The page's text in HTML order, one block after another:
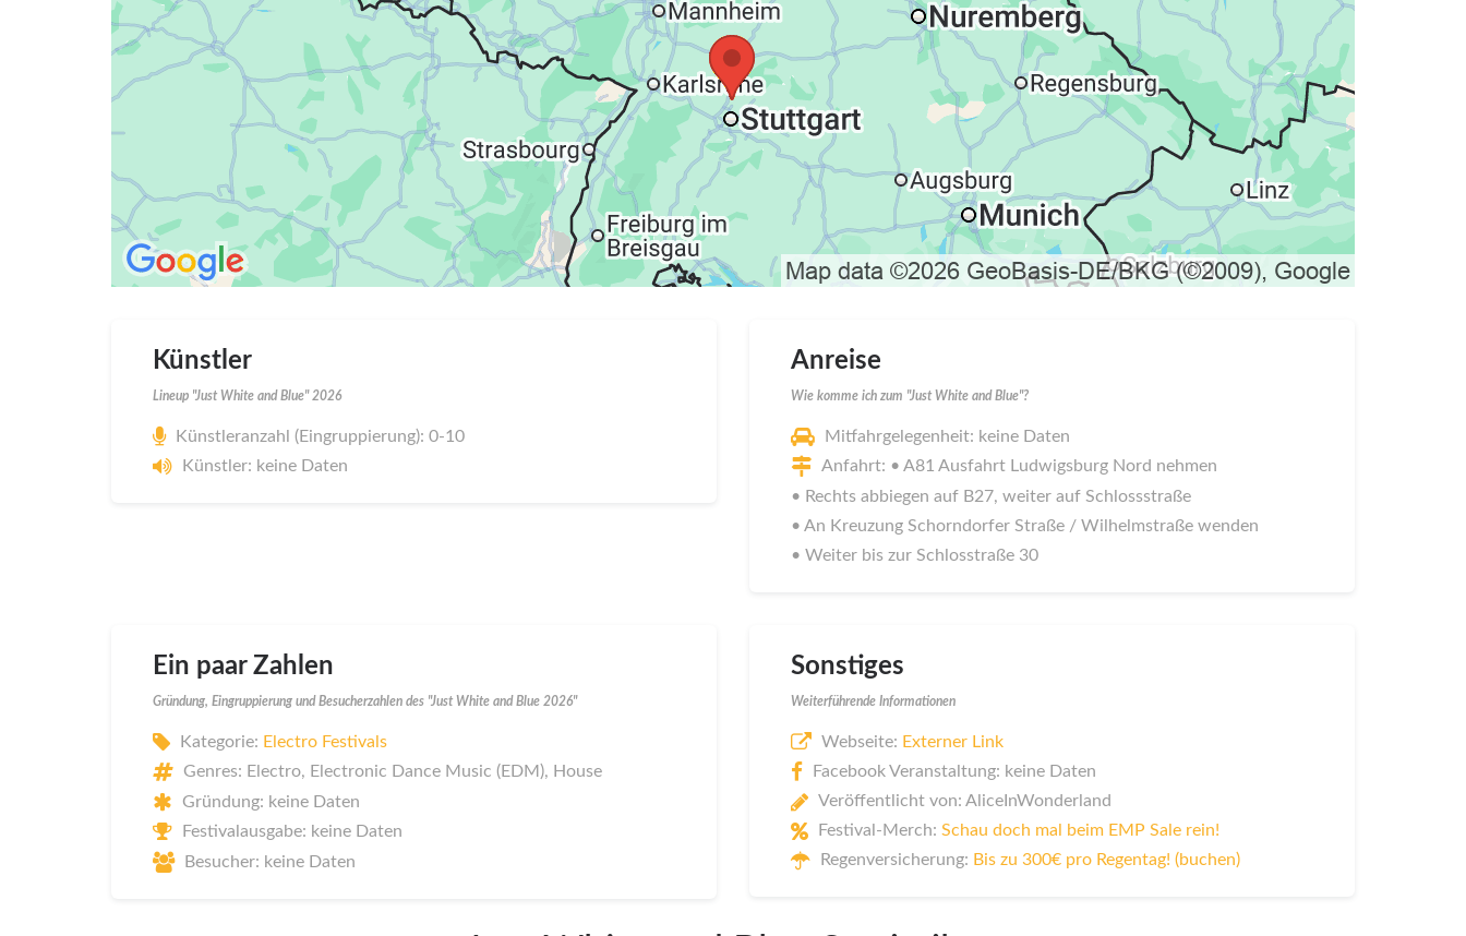
Künstler
Lineup "Just White and Blue" 2026
Künstleranzahl (Eingruppierung): 0-10
Künstler: keine Daten
Anreise
Wie komme ich zum "Just White and Blue"?
Mitfahrgelegenheit: keine Daten
Anfahrt: • A81 Ausfahrt Ludwigsburg Nord nehmen
• Rechts abbiegen auf B27, weiter auf Schlossstraße
• An Kreuzung Schorndorfer Straße / Wilhelmstraße wenden
• Weiter bis zur Schlosstraße 30
Ein paar Zahlen
Gründung, Eingruppierung und Besucherzahlen des "Just White and Blue 2026"
Kategorie: Electro Festivals
Genres: Electro, Electronic Dance Music (EDM), House
Gründung: keine Daten
Festivalausgabe: keine Daten
Besucher: keine Daten
Sonstiges
Weiterführende Informationen
Webseite: Externer Link
Facebook Veranstaltung: keine Daten
Veröffentlicht von: AliceInWonderland
Festival-Merch: Schau doch mal beim EMP Sale rein!
Regenversicherung: Bis zu 300€ pro Regentag! (buchen)